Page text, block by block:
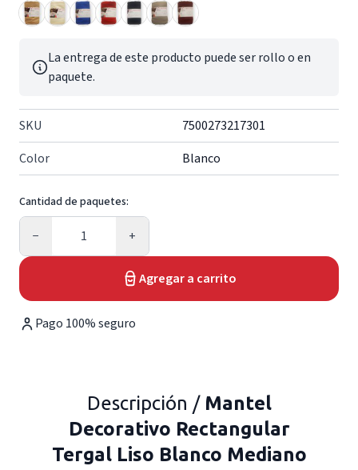
La entrega de este producto puede ser rollo o en
paquete.
SKU
7500273217301
Color
Blanco
Cantidad de paquetes:
−
Cantidad
+
Agregar a carrito
Pago 100% seguro
Descripción / Mantel
Decorativo Rectangular
Tergal Liso Blanco Mediano